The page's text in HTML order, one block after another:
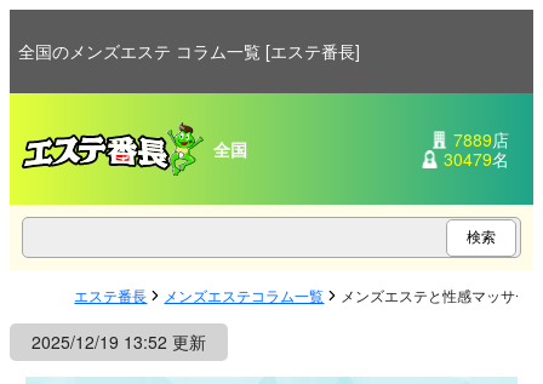
全国のメンズエステ コラム一覧 [エステ番長]
全国 7889店
30479名
エステ番長 メンズエステコラム一覧 メンズエステと性感マッサー
2025/12/19 13:52 更新